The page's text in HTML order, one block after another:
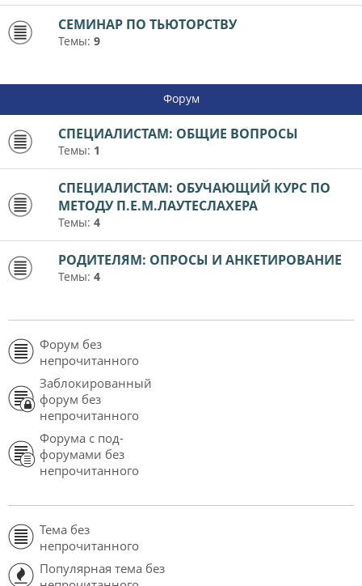
СЕМИНАР ПО ТЬЮТОРСТВУ
Темы: 9
Форум
СПЕЦИАЛИСТАМ: ОБЩИЕ ВОПРОСЫ
Темы: 1
СПЕЦИАЛИСТАМ: ОБУЧАЮЩИЙ КУРС ПО
МЕТОДУ П.Е.М.ЛАУТЕСЛАХЕРА
Темы: 4
РОДИТЕЛЯМ: ОПРОСЫ И АНКЕТИРОВАНИЕ
Темы: 4
Форум без
непрочитанного
Заблокированный
форум без
непрочитанного
Форума с под-
форумами без
непрочитанного
Тема без
непрочитанного
Популярная тема без